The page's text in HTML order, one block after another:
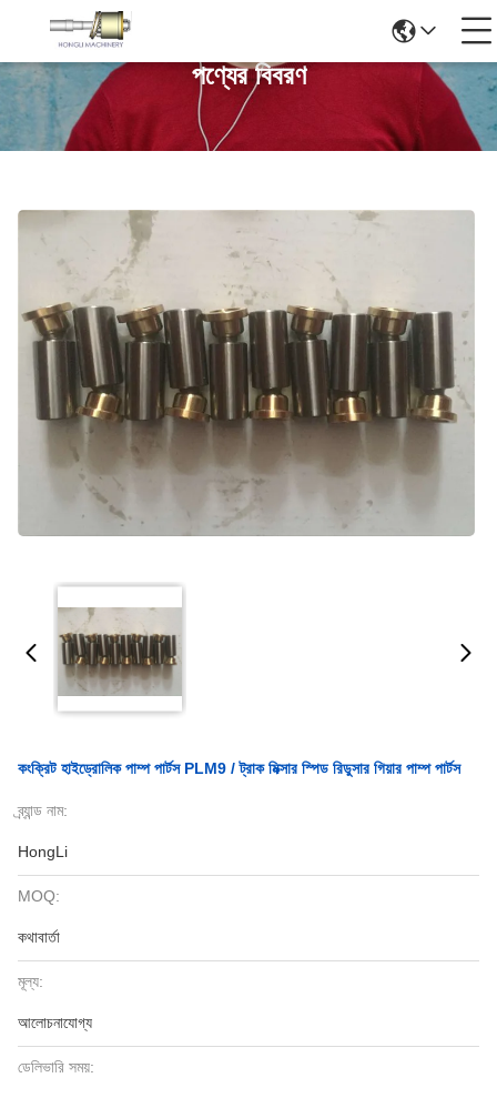
পণ্যের বিবরণ
কংক্রিট হাইড্রোলিক পাম্প পার্টস PLM9 / ট্রাক মিক্সার স্পিড রিডুসার গিয়ার পাম্প পার্টস
ব্র্যান্ড নাম:
HongLi
MOQ:
কথাবার্তা
মূল্য:
আলোচনাযোগ্য
ডেলিভারি সময়: